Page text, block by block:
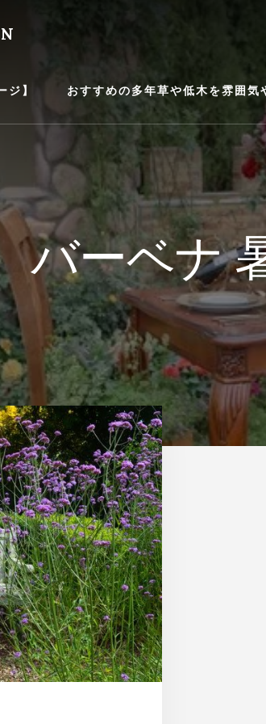
ジ】 おすすめの多年草や低木を雰囲気
バーベナ